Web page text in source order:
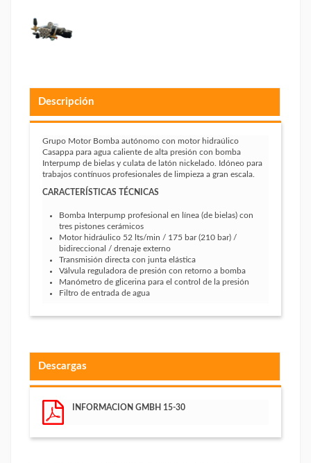
Descripción
Grupo Motor Bomba autónomo con motor hidraúlico
Casappa para agua caliente de alta presión con bomba
Interpump de bielas y culata de latón nickelado. Idóneo para
trabajos contínuos profesionales de limpieza a gran escala.
CARACTERÍSTICAS TÉCNICAS
Bomba Interpump profesional en línea (de bielas) con
tres pistones cerámicos
Motor hidráulico 52 lts/min / 175 bar (210 bar) /
bidireccional / drenaje externo
Transmisión directa con junta elástica
Válvula reguladora de presión con retorno a bomba
Manómetro de glicerina para el control de la presión
Filtro de entrada de agua
Descargas
INFORMACION GMBH 15-30